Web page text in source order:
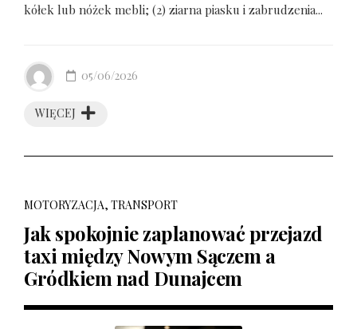
kółek lub nóżek mebli; (2) ziarna piasku i zabrudzenia...
WIĘCEJ
05/06/2026
MOTORYZACJA, TRANSPORT
Jak spokojnie zaplanować przejazd
taxi między Nowym Sączem a
Gródkiem nad Dunajcem